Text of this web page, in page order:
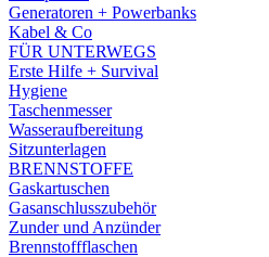
Generatoren + Powerbanks
Kabel & Co
FÜR UNTERWEGS
Erste Hilfe + Survival
Hygiene
Taschenmesser
Wasseraufbereitung
Sitzunterlagen
BRENNSTOFFE
Gaskartuschen
Gasanschlusszubehör
Zunder und Anzünder
Brennstoffflaschen